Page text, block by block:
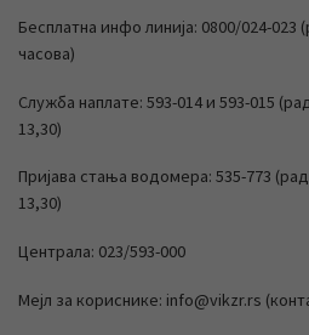
Бесплатна инфо линија: 0800/024-
часова)
Служба наплате: 593-014 и 593-015
13,30)
Пријава стања водомера: 535-773
13,30)
Централа: 023/593-000
Мејл за кориснике: info@vikzr.rs